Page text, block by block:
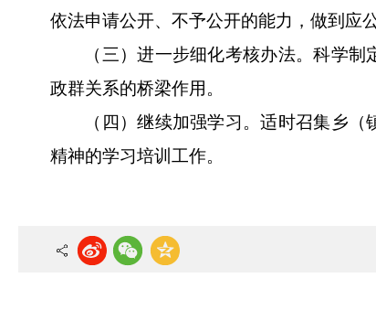
依法申请公开、不予公开的能力，做到应
（三）进一步细化考核办法。科学
政群关系的桥梁作用。
（四）继续加强学习。适时召集乡
精神的学习培训工作。